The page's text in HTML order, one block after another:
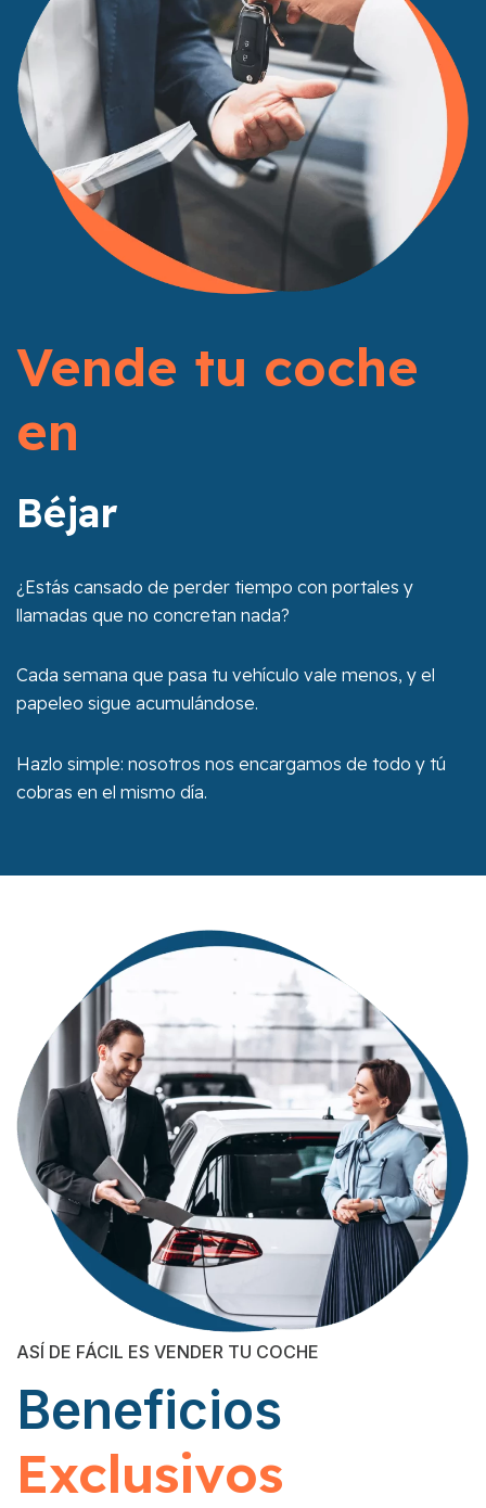
Vende tu coche
en
Béjar
¿Estás cansado de perder tiempo con portales y
llamadas que no concretan nada?
Cada semana que pasa tu vehículo vale menos, y el
papeleo sigue acumulándose.
Hazlo simple: nosotros nos encargamos de todo y tú
cobras en el mismo día.
ASÍ DE FÁCIL ES VENDER TU COCHE
Beneficios
Exclusivos